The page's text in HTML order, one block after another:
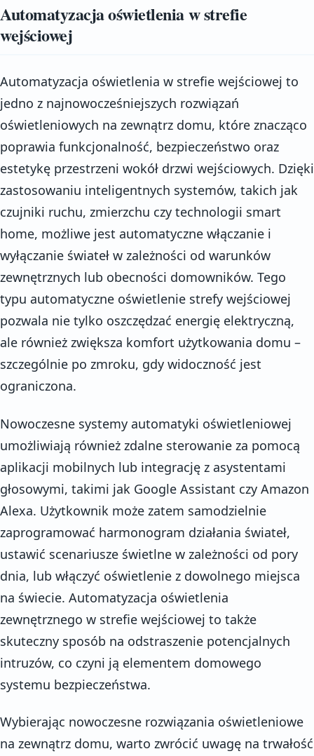
Automatyzacja oświetlenia w strefie
wejściowej
Automatyzacja oświetlenia w strefie wejściowej to
jedno z najnowocześniejszych rozwiązań
oświetleniowych na zewnątrz domu, które znacząco
poprawia funkcjonalność, bezpieczeństwo oraz
estetykę przestrzeni wokół drzwi wejściowych. Dzięki
zastosowaniu inteligentnych systemów, takich jak
czujniki ruchu, zmierzchu czy technologii smart
home, możliwe jest automatyczne włączanie i
wyłączanie świateł w zależności od warunków
zewnętrznych lub obecności domowników. Tego
typu automatyczne oświetlenie strefy wejściowej
pozwala nie tylko oszczędzać energię elektryczną,
ale również zwiększa komfort użytkowania domu –
szczególnie po zmroku, gdy widoczność jest
ograniczona.
Nowoczesne systemy automatyki oświetleniowej
umożliwiają również zdalne sterowanie za pomocą
aplikacji mobilnych lub integrację z asystentami
głosowymi, takimi jak Google Assistant czy Amazon
Alexa. Użytkownik może zatem samodzielnie
zaprogramować harmonogram działania świateł,
ustawić scenariusze świetlne w zależności od pory
dnia, lub włączyć oświetlenie z dowolnego miejsca
na świecie. Automatyzacja oświetlenia
zewnętrznego w strefie wejściowej to także
skuteczny sposób na odstraszenie potencjalnych
intruzów, co czyni ją elementem domowego
systemu bezpieczeństwa.
Wybierając nowoczesne rozwiązania oświetleniowe
na zewnątrz domu, warto zwrócić uwagę na trwałość